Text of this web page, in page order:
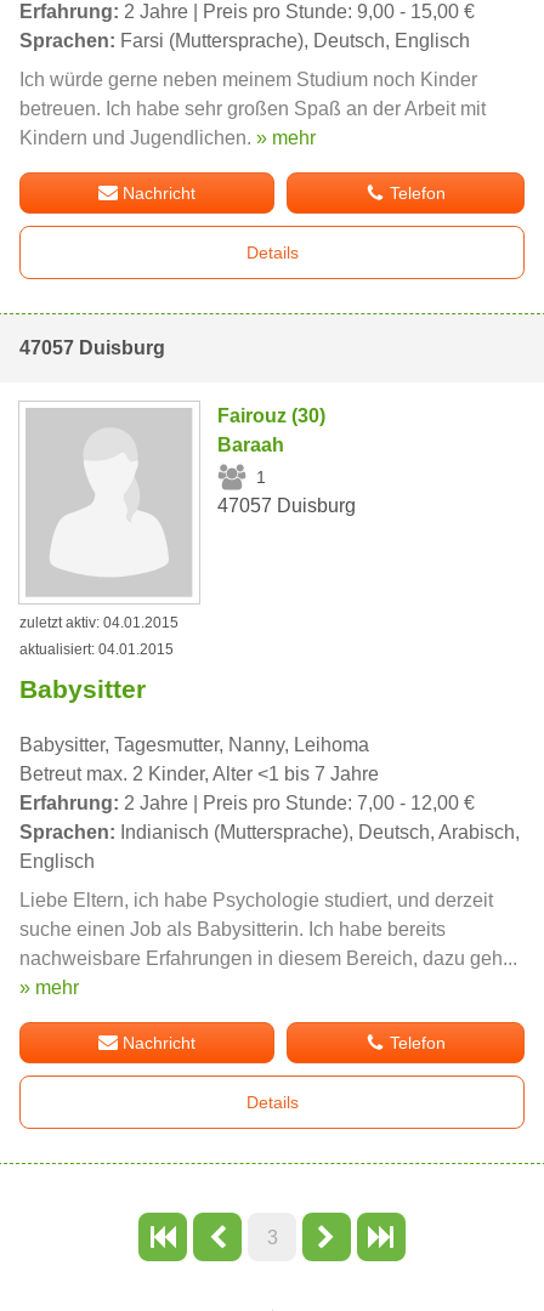
Erfahrung: 2 Jahre | Preis pro Stunde: 9,00 - 15,00 €
Sprachen: Farsi (Muttersprache), Deutsch, Englisch
Ich würde gerne neben meinem Studium noch Kinder
betreuen. Ich habe sehr großen Spaß an der Arbeit mit
Kindern und Jugendlichen. » mehr
Nachricht Telefon
Details
47057 Duisburg
Fairouz (30)
Baraah
1
47057 Duisburg
zuletzt aktiv: 04.01.2015
aktualisiert: 04.01.2015
Babysitter
Babysitter, Tagesmutter, Nanny, Leihoma
Betreut max. 2 Kinder, Alter <1 bis 7 Jahre
Erfahrung: 2 Jahre | Preis pro Stunde: 7,00 - 12,00 €
Sprachen: Indianisch (Muttersprache), Deutsch, Arabisch,
Englisch
Liebe Eltern, ich habe Psychologie studiert, und derzeit
suche einen Job als Babysitterin. Ich habe bereits
nachweisbare Erfahrungen in diesem Bereich, dazu geh...
» mehr
Nachricht Telefon
Details
3